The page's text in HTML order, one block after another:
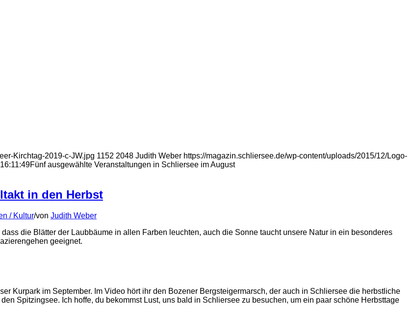
Kirchtag-2019-c-JW.jpg 1152 2048 Judith Weber https://magazin.schliersee.de/wp-content/uploads/2015/12/Logo-
Fünf ausgewählte Veranstaltungen in Schliersee im August
in den Herbst
/ Kultur/von Judith Weber
die Blätter der Laubbäume in allen Farben leuchten, auch die Sonne taucht unsere Natur in ein besonderes
geeignet.
Kurpark im September. Im Video hört ihr den Bozener Bergsteigermarsch, der auch in Schliersee die herbstliche
Spitzingsee. Ich hoffe, du bekommst Lust, uns bald in Schliersee zu besuchen, um ein paar schöne Herbsttage